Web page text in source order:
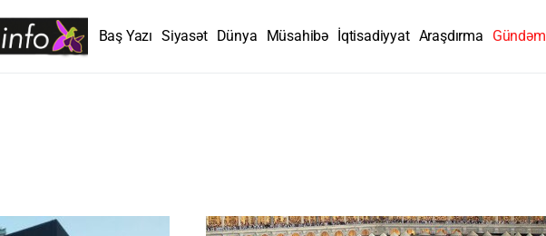
Baş Yazı Siyasət Dünya Müsahibə İqtisadiyyat Araşdırma Gündəm